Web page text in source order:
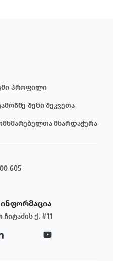
პროფილი
შენი შეკვეთა
მხარდაჭერა
605
ქ. #11